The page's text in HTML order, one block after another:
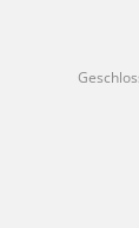
Klicken,